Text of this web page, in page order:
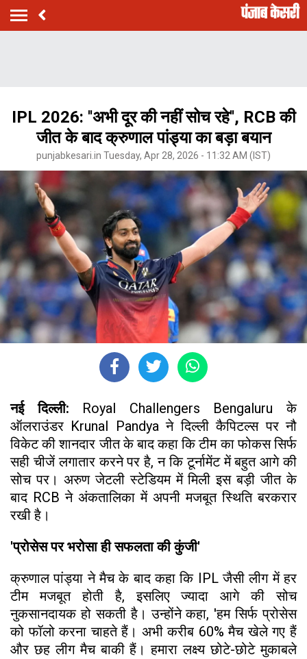
IPL 2026: ''अभी दूर की नहीं सोच रहे'', RCB की
जीत के बाद क्रुणाल पांड्या का बड़ा बयान
punjabkesari.in Tuesday, Apr 28, 2026 - 11:32 AM (IST)
नई दिल्ली: Royal Challengers Bengaluru के
ऑलराउंडर Krunal Pandya ने दिल्ली कैपिटल्स पर नौ
विकेट की शानदार जीत के बाद कहा कि टीम का फोकस सिर्फ
सही चीजें लगातार करने पर है, न कि टूर्नामेंट में बहुत आगे की
सोच पर। अरुण जेटली स्टेडियम में मिली इस बड़ी जीत के
बाद RCB ने अंकतालिका में अपनी मजबूत स्थिति बरकरार
रखी है।
'प्रोसेस पर भरोसा ही सफलता की कुंजी'
क्रुणाल पांड्या ने मैच के बाद कहा कि IPL जैसी लीग में हर
टीम मजबूत होती है, इसलिए ज्यादा आगे की सोच
नुकसानदायक हो सकती है। उन्होंने कहा, 'हम सिर्फ प्रोसेस
को फॉलो करना चाहते हैं। अभी करीब 60% मैच खेले गए हैं
और छह लीग मैच बाकी हैं। हमारा लक्ष्य छोटे-छोटे मुकाबले